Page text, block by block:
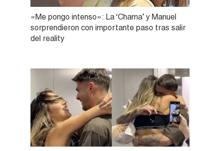
«Me pongo intenso»: La ‘Chama’ y Manuel
sorprendieron con importante paso tras salir
del reality